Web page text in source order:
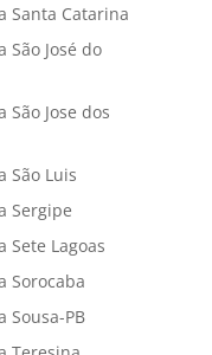
Santa Catarina
José do
Jose dos
São Luis
Sergipe
Sete Lagoas
Sorocaba
Sousa-PB